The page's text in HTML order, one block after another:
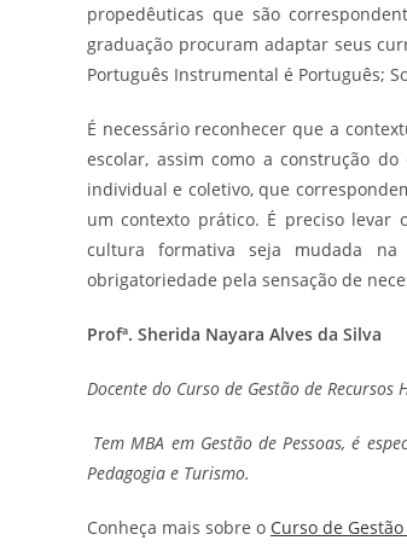
propedêuticas que são
graduação procuram adaptar seus
Português Instrumental é Português;
É necessário reconhecer que a
escolar, assim como a construção
individual e coletivo, que
um contexto prático. É preciso levar
cultura formativa seja mudada
obrigatoriedade pela sensação de
Profª. Sherida Nayara Alves da Silva
Docente do Curso de Gestão de
Tem MBA em Gestão de Pessoas, é
Pedagogia e Turismo.
Conheça mais sobre o Curso de